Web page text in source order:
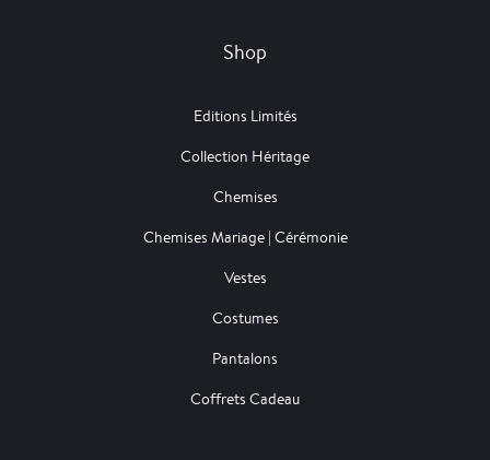
Shop
Editions Limités
Collection Héritage
Chemises
Chemises Mariage | Cérémonie
Vestes
Costumes
Pantalons
Coffrets Cadeau